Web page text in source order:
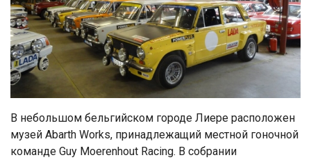
В небольшом бельгийском городе Лиере расположен
музей Abarth Works, принадлежащий местной гоночной
команде Guy Moerenhout Racing. В собрании